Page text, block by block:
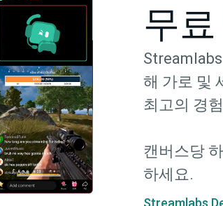
무
해 가로 및
최고의 경
캔버스당
하세요.
Streamlabs